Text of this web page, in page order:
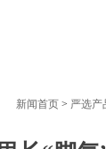
新闻首页 > 严选产